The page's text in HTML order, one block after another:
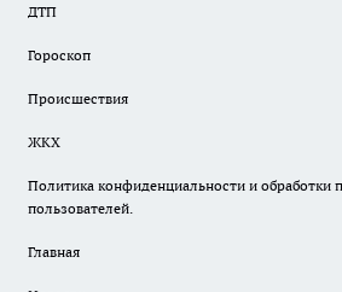
ДТП
Гороскоп
Происшествия
ЖКХ
Политика конфиденциальности и обработки
пользователей.
Главная